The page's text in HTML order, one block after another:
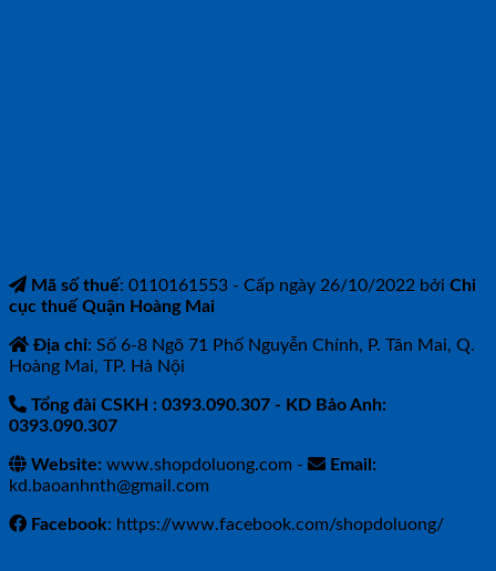
Mã số thuế: 0110161553 - Cấp ngày 26/10/2022 bởi Chi
cục thuế Quận Hoàng Mai
Địa chỉ: Số 6-8 Ngõ 71 Phố Nguyễn Chính, P. Tân Mai, Q.
Hoàng Mai, TP. Hà Nội
Tổng đài CSKH : 0393.090.307 - KD Bảo Anh:
0393.090.307
Website: www.shopdoluong.com -
Email:
kd.baoanhnth@gmail.com
Facebook: https://www.facebook.com/shopdoluong/